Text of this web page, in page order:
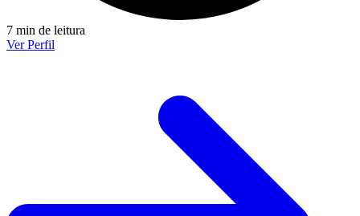
7 min de leitura
Ver Perfil